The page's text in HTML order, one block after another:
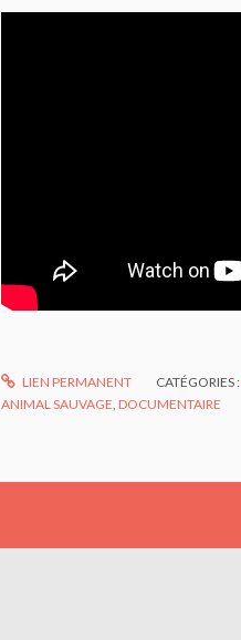
LIEN PERMANENT CATÉGORIES :
ANIMAL SAUVAGE, DOCUMENTAIRE